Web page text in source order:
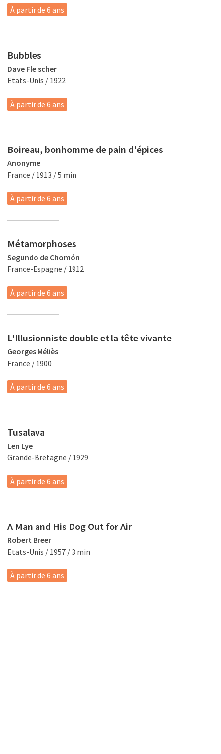
À partir de 6 ans
Bubbles
Dave Fleischer
Etats-Unis / 1922
À partir de 6 ans
Boireau, bonhomme de pain d'épices
Anonyme
France / 1913 / 5 min
À partir de 6 ans
Métamorphoses
Segundo de Chomón
France-Espagne / 1912
À partir de 6 ans
L'Illusionniste double et la tête vivante
Georges Méliès
France / 1900
À partir de 6 ans
Tusalava
Len Lye
Grande-Bretagne / 1929
À partir de 6 ans
A Man and His Dog Out for Air
Robert Breer
Etats-Unis / 1957 / 3 min
À partir de 6 ans